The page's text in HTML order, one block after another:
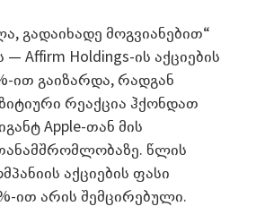
გადაიხადე მოგვიანებით“
— Affirm Holdings-ის აქციების
ით გაიზარდა, რადგან
რეაქცია ჰქონდათ
Apple-თან მის
წლის
აქციების ფასი
ით არის შემცირებული.